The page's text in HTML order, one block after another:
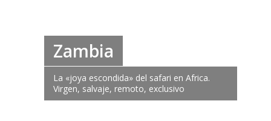
Zambia
La «joya escondida» del safari en Africa.
Virgen, salvaje, remoto, exclusivo